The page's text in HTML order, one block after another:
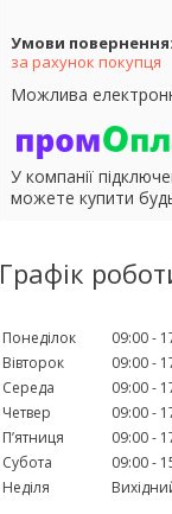
за рахунок покупця
У компанії
можете купити
Графік
Понеділок 09:00
Вівторок
09:00
Середа
09:00
Четвер
09:00
Пʼятниця
09:00
Субота
09:00
Неділя